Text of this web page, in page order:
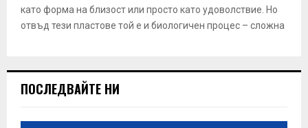
Uкато форма на близост или просто като удоволствие. Но
отвъд тези пластове той е и биологичен процес – сложна
ПОСЛЕДВАЙТЕ НИ